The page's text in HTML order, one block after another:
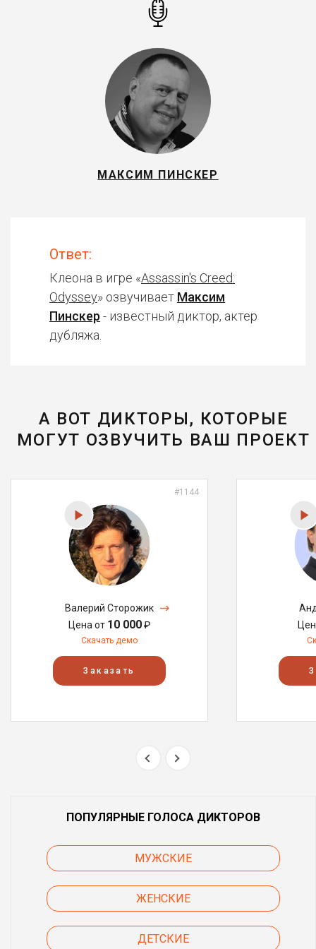
МАКСИМ ПИНСКЕР
Ответ:
Клеона в игре «Assassin's Creed:
Odyssey» озвучивает Максим
Пинскер - известный диктор, актер
дубляжа.
А ВОТ ДИКТОРЫ, КОТОРЫЕ
МОГУТ ОЗВУЧИТЬ ВАШ ПРОЕКТ
#1144
Валерий Сторожик
Цена от 10 000₽
Скачать демо
Заказать
ПОПУЛЯРНЫЕ ГОЛОСА ДИКТОРОВ
МУЖСКИЕ
ЖЕНСКИЕ
ДЕТСКИЕ